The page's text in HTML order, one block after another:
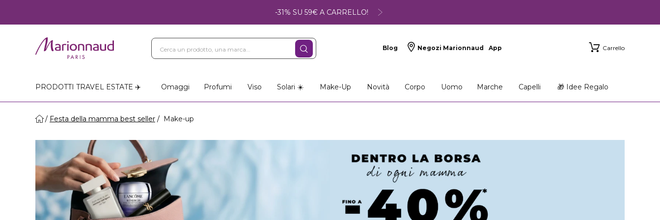
-31% SU 59€ A CARRELLO!
Blog Negozi Marionnaud App Carrello
PRODOTTI TRAVEL ESTATE ✈️ Omaggi Profumi Viso Solari ☀️ Make-Up Novità Corpo Uomo Marche Capelli 🎁 Idee Regalo
Festa della mamma best seller Make-up